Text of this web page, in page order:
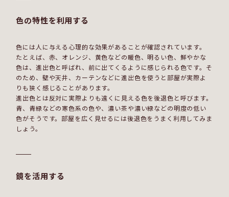
色の特性を利用する
色には人に与える心理的な効果があることが確認されています。
たとえば、赤、オレンジ、黄色などの暖色、明るい色、鮮やかな
色は、進出色と呼ばれ、前に出てくるように感じられる色です。そ
のため、壁や天井、カーテンなどに進出色を使うと部屋が実際よ
りも狭く感じることがあります。
進出色とは反対に実際よりも遠くに見える色を後退色と呼びます。
青、青緑などの寒色系の色や、濃い茶や濃い緑などの明度の低い
色がそうです。部屋を広く見せるには後退色をうまく利用してみま
しょう。
鏡を活用する